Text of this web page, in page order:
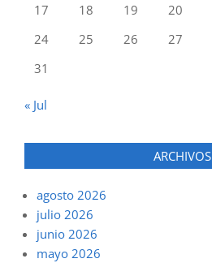
17
18 19 20
24
25 26 27
31
« Jul
ARCHIVOS
agosto 2026
julio 2026
junio 2026
mayo 2026